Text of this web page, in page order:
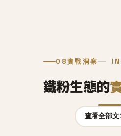
08實戰洞察
鐵粉生態的
查看全部